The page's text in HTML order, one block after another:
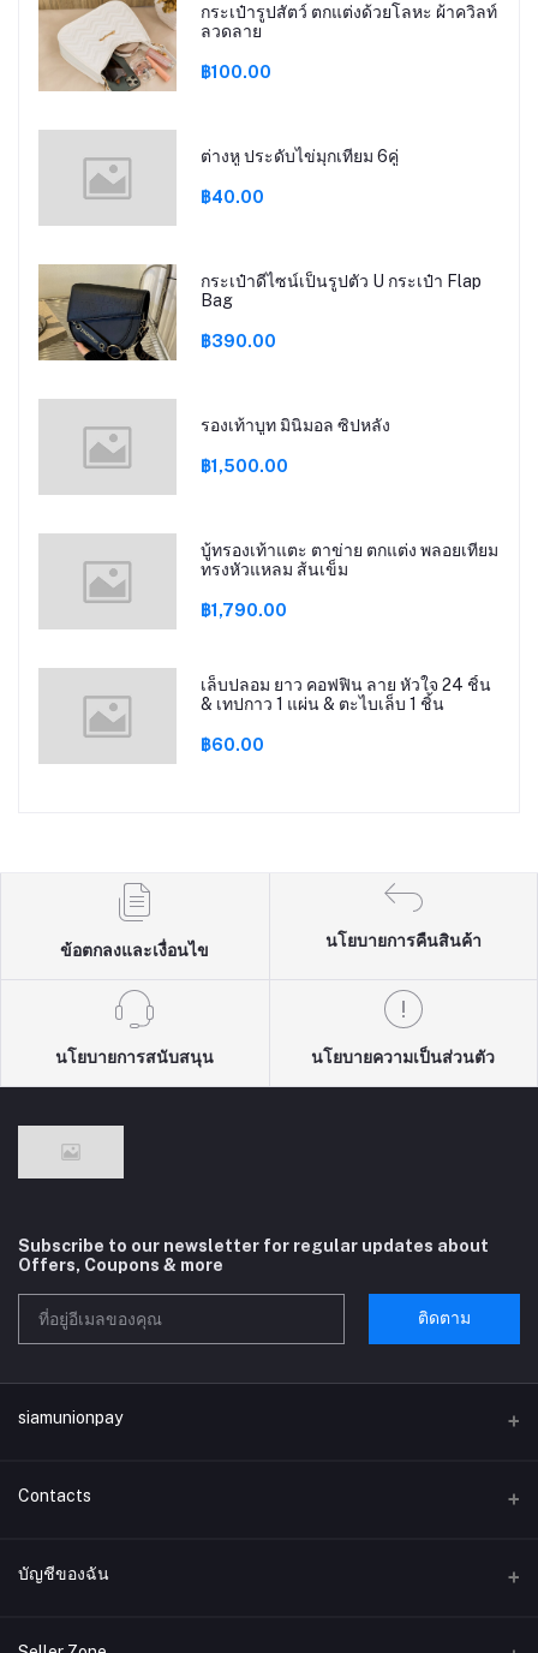
กระเป๋ารูปสัตว์ ตกแต่งด้วยโลหะ ผ้าควิลท์
ลวดลาย
฿100.00
ต่างหู ประดับไข่มุกเทียม 6คู่
฿40.00
กระเป๋าดีไซน์เป็นรูปตัว U กระเป๋า Flap
Bag
฿390.00
รองเท้าบูท มินิมอล ซิปหลัง
฿1,500.00
บู้ทรองเท้าแตะ ตาข่าย ตกแต่ง พลอยเทียม
ทรงหัวแหลม ส้นเข็ม
฿1,790.00
เล็บปลอม ยาว คอฟฟิน ลาย หัวใจ 24 ชิ้น
& เทปกาว 1 แผ่น & ตะไบเล็บ 1 ชิ้น
฿60.00
ข้อตกลงและเงื่อนไข
นโยบายการคืนสินค้า
นโยบายการสนับสนุน นโยบายความเป็นส่วนตัว
Subscribe to our newsletter for regular updates about
Offers, Coupons & more
ติดตาม
siamunionpay
Contacts
ที่อยู่
โทรศัพท์
บัญชีของฉัน
เข้าสู่ระบบ